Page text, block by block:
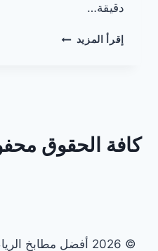
دقيقة…
إقرأ المزيد صيانة
كافة الحقوق